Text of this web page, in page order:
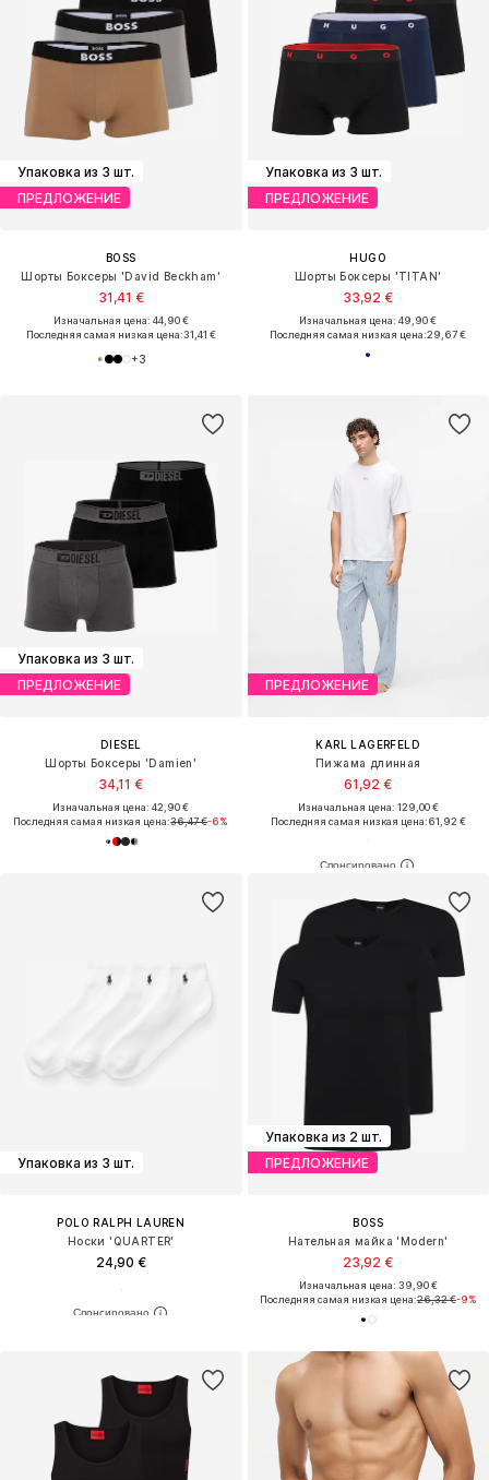
Упаковка из 3 шт.
ПРЕДЛОЖЕНИЕ
BOSS
Шорты Боксеры 'David Beckham'
31,41 €
Изначальная цена: 44,90 €
Последняя самая низкая цена:31,41 €
+3
Упаковка из 3 шт.
ПРЕДЛОЖЕНИЕ
HUGO
Шорты Боксеры 'TITAN'
33,92 €
Изначальная цена: 49,90 €
Последняя самая низкая цена:29,67 €
Упаковка из 3 шт.
ПРЕДЛОЖЕНИЕ
DIESEL
Шорты Боксеры 'Damien'
34,11 €
Изначальная цена: 42,90 €
Последняя самая низкая цена:36,47 €-6%
ПРЕДЛОЖЕНИЕ
KARL LAGERFELD
Пижама длинная
61,92 €
Изначальная цена: 129,00 €
Последняя самая низкая цена:61,92 €
Упаковка из 3 шт.
POLO RALPH LAUREN
Носки 'QUARTER'
24,90 €
Упаковка из 2 шт.
ПРЕДЛОЖЕНИЕ
BOSS
Нательная майка 'Modern'
23,92 €
Изначальная цена: 39,90 €
Последняя самая низкая цена:26,32 €-9%